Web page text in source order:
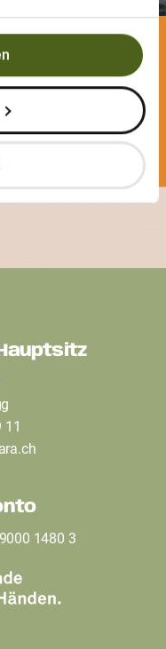
11
.ch
1480 3